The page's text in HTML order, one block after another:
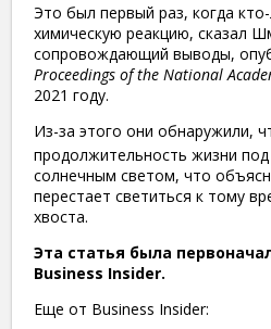
Это был первый раз, когда
химическую реакцию, сказал
сопровождающий выводы,
Proceedings of the National
2021 году.
Из-за этого они обнаружили,
продолжительность жизни
солнечным светом, что
перестает светиться к тому
хвоста.
Эта статья была
Business Insider.
Еще от Business Insider: